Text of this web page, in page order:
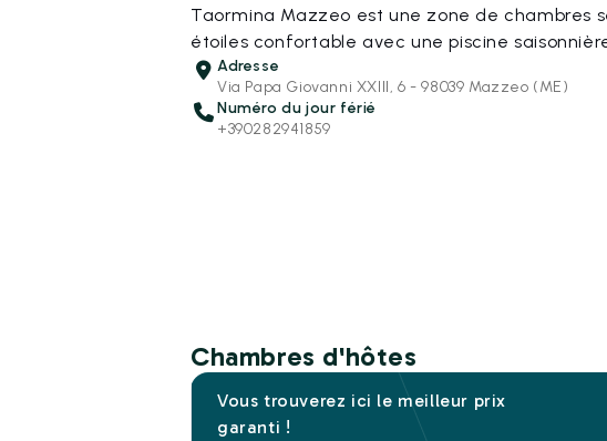
Taormina Mazzeo est une zone de chambres
étoiles confortable avec une piscine
Adresse
Via Papa Giovanni XXIII, 6 - 98039 Mazzeo (ME)
Numéro du jour férié
+390282941859
Chambres d'hôtes
Vous trouverez ici le meilleur prix
garanti !